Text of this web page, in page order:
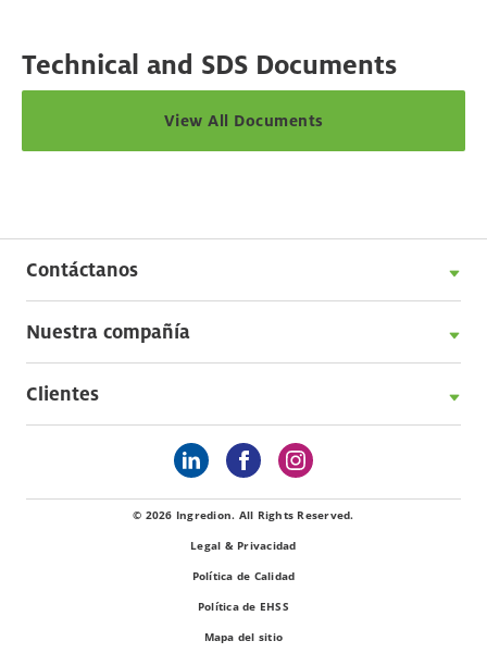
Technical and SDS Documents
View All Documents
Contáctanos
Nuestra compañía
Clientes
© 2026 Ingredion. All Rights Reserved.
Legal & Privacidad
Política de Calidad
Política de EHSS
Mapa del sitio